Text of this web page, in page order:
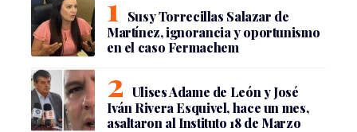
Susy Torrecillas Salazar de
Martínez, ignorancia y oportunismo
en el caso Fermachem
Ulises Adame de León y José
Iván Rivera Esquivel, hace un mes,
asaltaron al Instituto 18 de Marzo